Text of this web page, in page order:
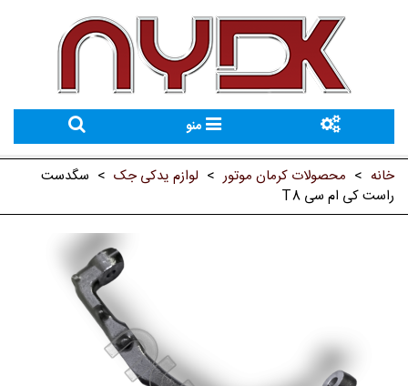
منو
خانه > محصولات کرمان موتور > لوازم یدکی جک > سگدست
راست کی ام سی T8